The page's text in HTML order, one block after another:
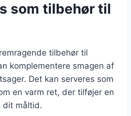
som tilbehør til
tilbehør til
komplementere smagen af
Det kan serveres som
en varm ret, der tilføjer en
dit måltid.